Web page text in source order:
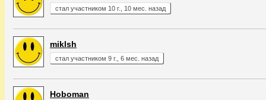
стал участником 10 г., 10 мес. назад
miklsh
стал участником 9 г., 6 мес. назад
Hoboman